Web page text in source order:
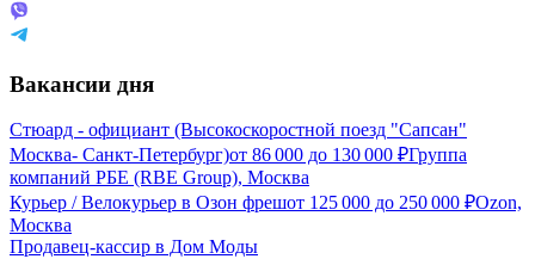
Вакансии дня
Стюард - официант (Высокоскоростной поезд "Сапсан"
Москва- Санкт-Петербург)от 86 000 до 130 000 ₽Группа
компаний РБЕ (RBE Group), Москва
Курьер / Велокурьер в Озон фрешот 125 000 до 250 000 ₽Ozon,
Москва
Продавец-кассир в Дом Моды